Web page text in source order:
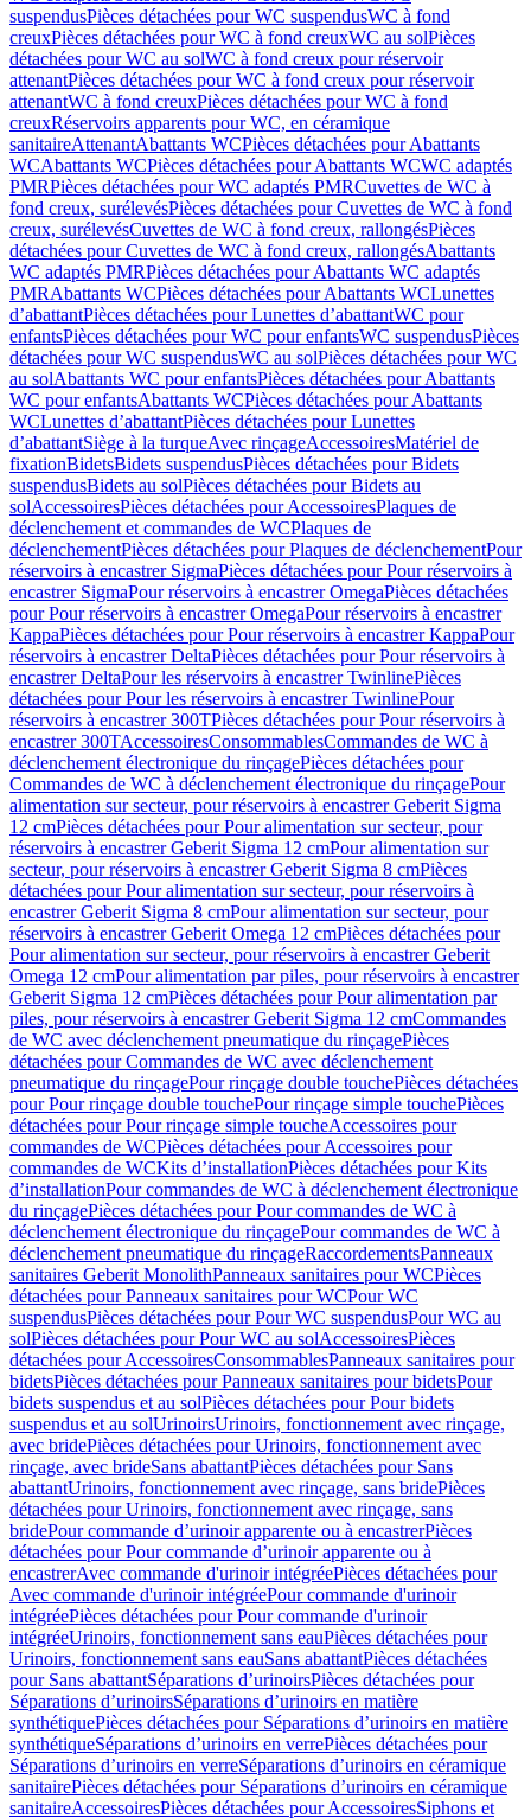
suspendusPièces détachées pour WC suspendusWC à fond
creuxPièces détachées pour WC à fond creuxWC au solPièces
détachées pour WC au solWC à fond creux pour réservoir
attenantPièces détachées pour WC à fond creux pour réservoir
attenantWC à fond creuxPièces détachées pour WC à fond
creuxRéservoirs apparents pour WC, en céramique
sanitaireAttenantAbattants WCPièces détachées pour Abattants
WCAbattants WCPièces détachées pour Abattants WCWC adaptés
PMRPièces détachées pour WC adaptés PMRCuvettes de WC à
fond creux, surélevésPièces détachées pour Cuvettes de WC à fond
creux, surélevésCuvettes de WC à fond creux, rallongésPièces
détachées pour Cuvettes de WC à fond creux, rallongésAbattants
WC adaptés PMRPièces détachées pour Abattants WC adaptés
PMRAbattants WCPièces détachées pour Abattants WCLunettes
d’abattantPièces détachées pour Lunettes d’abattantWC pour
enfantsPièces détachées pour WC pour enfantsWC suspendusPièces
détachées pour WC suspendusWC au solPièces détachées pour WC
au solAbattants WC pour enfantsPièces détachées pour Abattants
WC pour enfantsAbattants WCPièces détachées pour Abattants
WCLunettes d’abattantPièces détachées pour Lunettes
d’abattantSiège à la turqueAvec rinçageAccessoiresMatériel de
fixationBidetsBidets suspendusPièces détachées pour Bidets
suspendusBidets au solPièces détachées pour Bidets au
solAccessoiresPièces détachées pour AccessoiresPlaques de
déclenchement et commandes de WCPlaques de
déclenchementPièces détachées pour Plaques de déclenchementPour
réservoirs à encastrer SigmaPièces détachées pour Pour réservoirs à
encastrer SigmaPour réservoirs à encastrer OmegaPièces détachées
pour Pour réservoirs à encastrer OmegaPour réservoirs à encastrer
KappaPièces détachées pour Pour réservoirs à encastrer KappaPour
réservoirs à encastrer DeltaPièces détachées pour Pour réservoirs à
encastrer DeltaPour les réservoirs à encastrer TwinlinePièces
détachées pour Pour les réservoirs à encastrer TwinlinePour
réservoirs à encastrer 300TPièces détachées pour Pour réservoirs à
encastrer 300TAccessoiresConsommablesCommandes de WC à
déclenchement électronique du rinçagePièces détachées pour
Commandes de WC à déclenchement électronique du rinçagePour
alimentation sur secteur, pour réservoirs à encastrer Geberit Sigma
12 cmPièces détachées pour Pour alimentation sur secteur, pour
réservoirs à encastrer Geberit Sigma 12 cmPour alimentation sur
secteur, pour réservoirs à encastrer Geberit Sigma 8 cmPièces
détachées pour Pour alimentation sur secteur, pour réservoirs à
encastrer Geberit Sigma 8 cmPour alimentation sur secteur, pour
réservoirs à encastrer Geberit Omega 12 cmPièces détachées pour
Pour alimentation sur secteur, pour réservoirs à encastrer Geberit
Omega 12 cmPour alimentation par piles, pour réservoirs à encastrer
Geberit Sigma 12 cmPièces détachées pour Pour alimentation par
piles, pour réservoirs à encastrer Geberit Sigma 12 cmCommandes
de WC avec déclenchement pneumatique du rinçagePièces
détachées pour Commandes de WC avec déclenchement
pneumatique du rinçagePour rinçage double touchePièces détachées
pour Pour rinçage double touchePour rinçage simple touchePièces
détachées pour Pour rinçage simple toucheAccessoires pour
commandes de WCPièces détachées pour Accessoires pour
commandes de WCKits d’installationPièces détachées pour Kits
d’installationPour commandes de WC à déclenchement électronique
du rinçagePièces détachées pour Pour commandes de WC à
déclenchement électronique du rinçagePour commandes de WC à
déclenchement pneumatique du rinçageRaccordementsPanneaux
sanitaires Geberit MonolithPanneaux sanitaires pour WCPièces
détachées pour Panneaux sanitaires pour WCPour WC
suspendusPièces détachées pour Pour WC suspendusPour WC au
solPièces détachées pour Pour WC au solAccessoiresPièces
détachées pour AccessoiresConsommablesPanneaux sanitaires pour
bidetsPièces détachées pour Panneaux sanitaires pour bidetsPour
bidets suspendus et au solPièces détachées pour Pour bidets
suspendus et au solUrinoirsUrinoirs, fonctionnement avec rinçage,
avec bridePièces détachées pour Urinoirs, fonctionnement avec
rinçage, avec brideSans abattantPièces détachées pour Sans
abattantUrinoirs, fonctionnement avec rinçage, sans bridePièces
détachées pour Urinoirs, fonctionnement avec rinçage, sans
bridePour commande d’urinoir apparente ou à encastrerPièces
détachées pour Pour commande d’urinoir apparente ou à
encastrerAvec commande d'urinoir intégréePièces détachées pour
Avec commande d'urinoir intégréePour commande d'urinoir
intégréePièces détachées pour Pour commande d'urinoir
intégréeUrinoirs, fonctionnement sans eauPièces détachées pour
Urinoirs, fonctionnement sans eauSans abattantPièces détachées
pour Sans abattantSéparations d’urinoirsPièces détachées pour
Séparations d’urinoirsSéparations d’urinoirs en matière
synthétiquePièces détachées pour Séparations d’urinoirs en matière
synthétiqueSéparations d’urinoirs en verrePièces détachées pour
Séparations d’urinoirs en verreSéparations d’urinoirs en céramique
sanitairePièces détachées pour Séparations d’urinoirs en céramique
sanitaireAccessoiresPièces détachées pour AccessoiresSiphons et